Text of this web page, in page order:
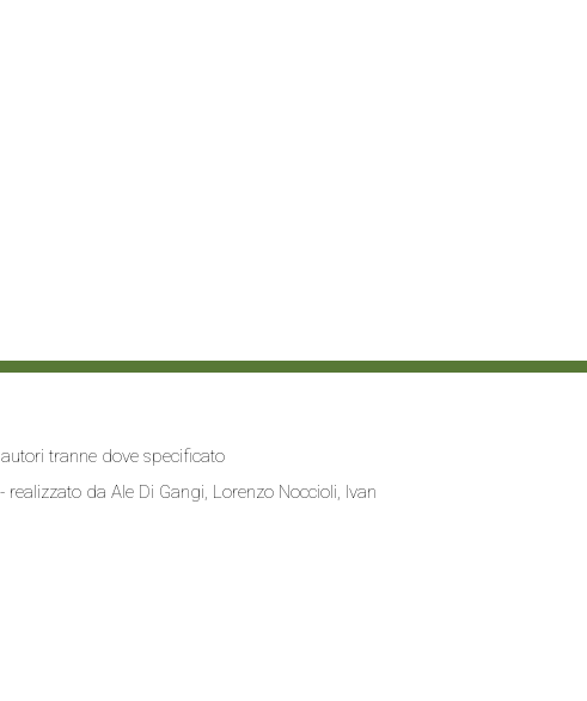
tranne dove specificato
realizzato da Ale Di Gangi, Lorenzo Noccioli, Ivan